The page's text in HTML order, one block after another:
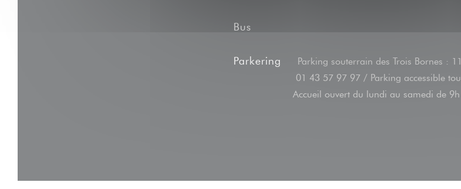
Bus
Parkering
Parking souterrain des Trois Bornes :
01 43 57 97 97 / Parking accessible
Accueil ouvert du lundi au samedi de